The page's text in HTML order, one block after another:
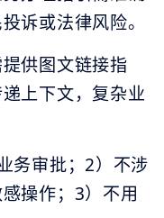
诉或法律风险。
供图文链接指
上下文，复杂业
务审批；2）不涉
操作；3）不用